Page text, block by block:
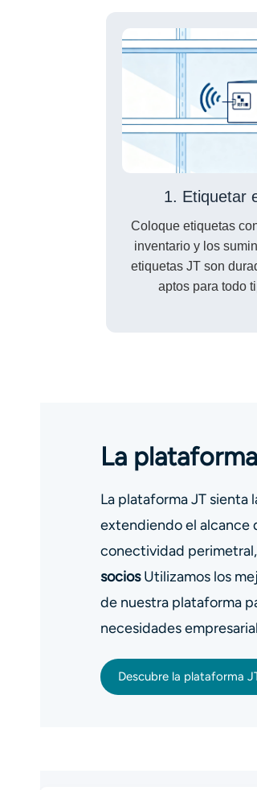
1. Etiquetar
Coloque etiquetas
inventario y los
etiquetas JT son
aptos para todo
La
La plataforma JT sienta
extendiendo el alcance
conectividad
sociosUtilizamos los
de nuestra plataforma
necesidades
Descubre la plataforma